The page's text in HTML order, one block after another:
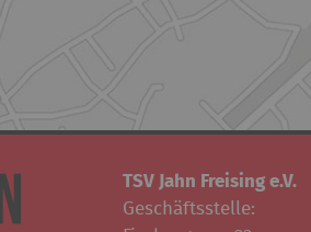
TSV Jahn Freising e.V.
Geschäftsstelle: